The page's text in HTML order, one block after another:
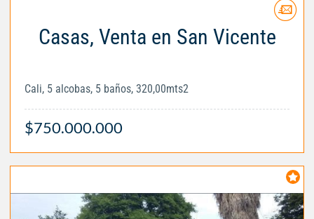
Casas, Venta en San Vicente
Cali, 5 alcobas, 5 baños, 320,00mts2
$750.000.000